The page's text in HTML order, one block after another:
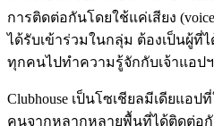
การติดต่อกันโดยใช้แค่เสียง
ได้รับเข้าร่วมในกลุ่ม ต้องเป็นผู้ที่
ทุกคนไปทำความรู้จักกับเจ้าแอ
Clubhouse เป็นโซเชียลมีเดียแอป
คนจากหลากหลายพื้นที่ได้ติดต่อ